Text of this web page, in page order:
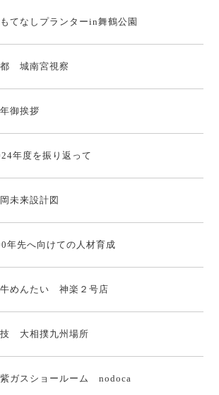
てなしプランターin舞鶴公園
城南宮視察
御挨拶
年度を振り返って
未来設計図
年先へ向けての人材育成
めんたい 神楽２号店
技 大相撲九州場所
ガスショールーム nodoca